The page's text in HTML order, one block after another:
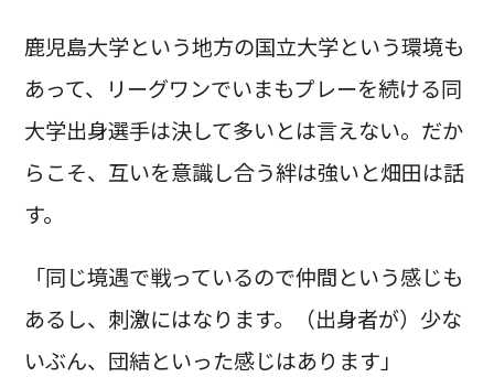
鹿児島大学という地方の国立大学という環境も
あって、リーグワンでいまもプレーを続ける同
大学出身選手は決して多いとは言えない。だか
らこそ、互いを意識し合う絆は強いと畑田は話
す。
「同じ境遇で戦っているので仲間という感じも
あるし、刺激にはなります。（出身者が）少な
いぶん、団結といった感じはあります」